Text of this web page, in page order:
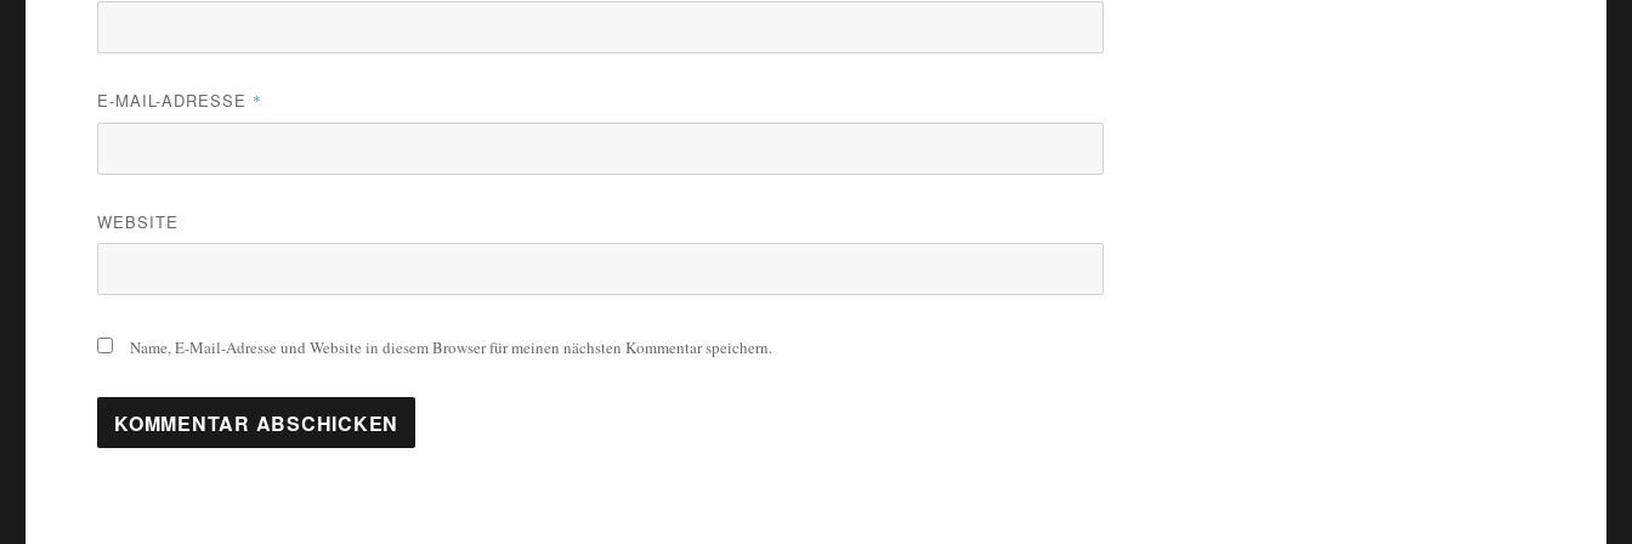
E-MAIL-ADRESSE *
WEBSITE
Name, E-Mail-Adresse und Website in diesem Browser für meinen nächsten Kommentar speichern.